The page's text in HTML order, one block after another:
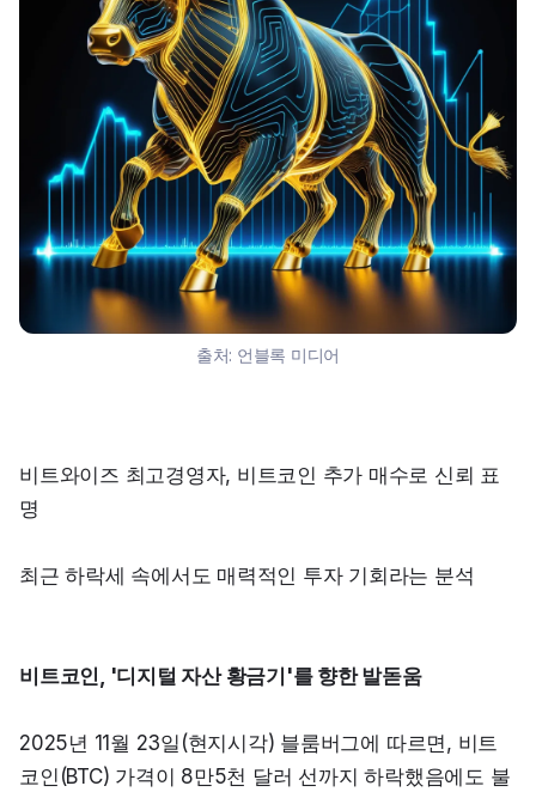
출처: 언블록 미디어
비트와이즈 최고경영자, 비트코인 추가 매수로 신뢰 표
명
최근 하락세 속에서도 매력적인 투자 기회라는 분석
비트코인, '디지털 자산 황금기'를 향한 발돋움
2025년 11월 23일(현지시각) 블룸버그에 따르면, 비트
코인(BTC) 가격이 8만5천 달러 선까지 하락했음에도 불